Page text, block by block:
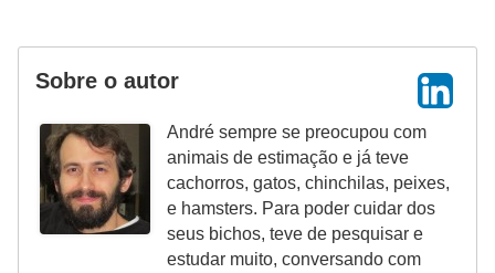
Sobre o autor
André sempre se preocupou com
animais de estimação e já teve
cachorros, gatos, chinchilas, peixes,
e hamsters. Para poder cuidar dos
seus bichos, teve de pesquisar e
estudar muito, conversando com
o
s
A
v
e
s